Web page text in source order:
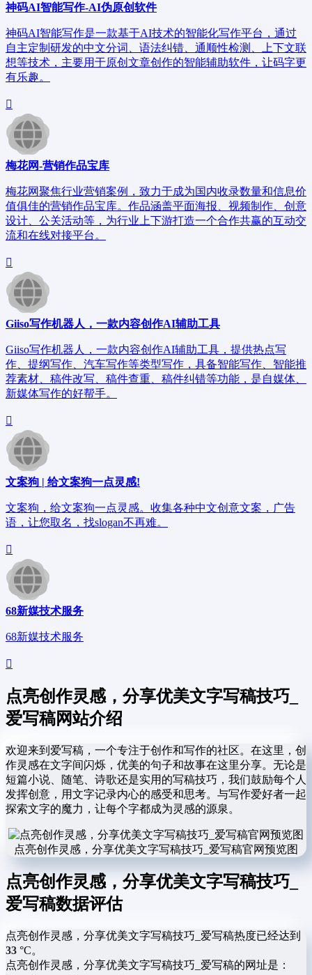
神码AI智能写作-AI伪原创软件
神码AI智能写作是一款基于AI技术的智能化写作平台，通过
自主定制研发的中文分词、语法纠错、通顺性检测、上下文联
想等技术，主要用于原创文章创作的智能辅助软件，让码字更
有乐趣。
梅花网-营销作品宝库
梅花网聚焦行业营销案例，致力于成为国内收录数量和信息价
值俱佳的营销作品宝库。作品涵盖平面海报、视频制作、创意
设计、公关活动等，为行业上下游打造一个合作共赢的互动交
流和在线对接平台。
Giiso写作机器人，一款内容创作AI辅助工具
Giiso写作机器人，一款内容创作AI辅助工具，提供热点写
作、提纲写作、汽车写作等类型写作，具备智能写作、智能推
荐素材、稿件改写、稿件查重、稿件纠错等功能，是自媒体、
新媒体写作的好帮手。
文案狗 | 给文案狗一点灵感!
文案狗，给文案狗一点灵感。收集各种中文创意文案，广告
语，让您取名，找slogan不再难。
68新媒技术服务
68新媒技术服务
点亮创作灵感，分享优美文字写稿技巧_
爱写稿网站介绍
欢迎来到爱写稿，一个专注于创作和写作的社区。在这里，创
作灵感在文字间闪烁，优美的句子和故事在这里分享。无论是
短篇小说、随笔、诗歌还是实用的写稿技巧，我们鼓励每个人
发挥创意，用文字记录内心的感受和思考。与写作爱好者一起
探索文字的魔力，让每个字都成为灵感的源泉。
点亮创作灵感，分享优美文字写稿技巧_爱写稿官网预览图
点亮创作灵感，分享优美文字写稿技巧_
爱写稿数据评估
点亮创作灵感，分享优美文字写稿技巧_爱写稿热度已经达到
33 °C。
点亮创作灵感，分享优美文字写稿技巧_爱写稿的网址是：